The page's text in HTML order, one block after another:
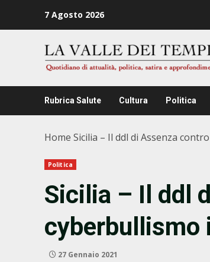
7 Agosto 2026
Rubrica Salute Cultura Politica
Home Sicilia – Il ddl di Assenza
Politica
Sicilia – Il ddl
cyberbullismo
27 Gennaio 2021